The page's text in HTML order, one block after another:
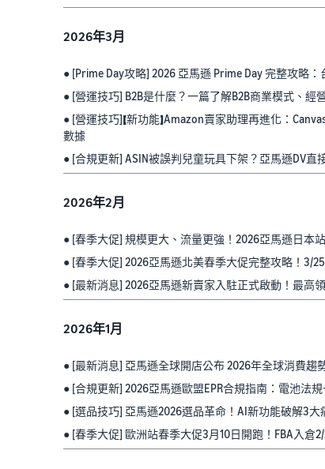
2026年3月
● [Prime Day攻略] 2026 亞馬遜 Prime Day 完整攻略
● [營運技巧] B2B是什麼？一篇了解B2B商業模式、經
● [營運技巧]【新功能】Amazon賣家助理再進化：
數據
● [合規更新] ASIN被誤判兒童玩具下架？亞馬遜DV直
2026年2月
● [春季大促] 規模更大、流量更強！2026亞馬遜日本
● [春季大促] 2026亞馬遜北美春季大促完整攻略！3/
● [最新消息] 2026亞馬遜新賣家入駐正式啟動！最高
2026年1月
● [最新消息] 亞馬遜全球開店公布 2026年全球消費趨
● [合規更新] 2026亞馬遜歐盟EPR合規指南：電池法
● [選品技巧] 亞馬遜2026選品革命！AI新功能破解3
● [春季大促] 歐洲站春季大促3月10日開跑！FBA入倉